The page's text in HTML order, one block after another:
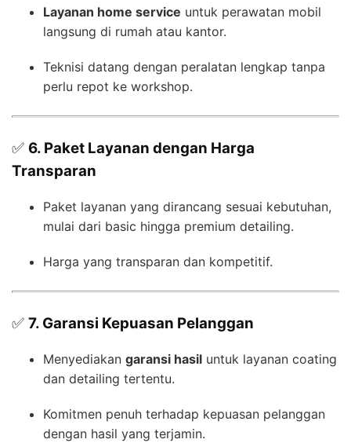
Layanan home service untuk perawatan mobil
langsung di rumah atau kantor.
Teknisi datang dengan peralatan lengkap tanpa
perlu repot ke workshop.
✅ 6. Paket Layanan dengan Harga
Transparan
Paket layanan yang dirancang sesuai kebutuhan,
mulai dari basic hingga premium detailing.
Harga yang transparan dan kompetitif.
✅ 7. Garansi Kepuasan Pelanggan
Menyediakan garansi hasil untuk layanan coating
dan detailing tertentu.
Komitmen penuh terhadap kepuasan pelanggan
dengan hasil yang terjamin.